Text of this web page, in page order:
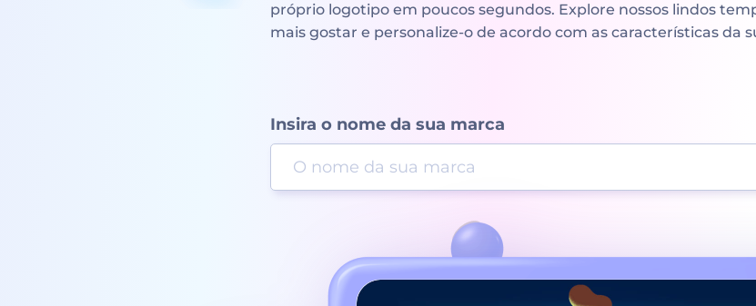
próprio logotipo em poucos segundos. Explore nossos lindos
mais gostar e personalize-o de acordo com as características da
Insira o nome da sua marca